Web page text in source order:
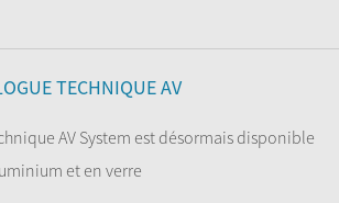
TECHNIQUE AV
AV System est désormais disponible
et en verre